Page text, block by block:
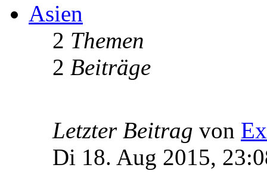
Asien
2 Themen
2 Beiträge
Letzter Beitrag von
Di 18. Aug 2015,